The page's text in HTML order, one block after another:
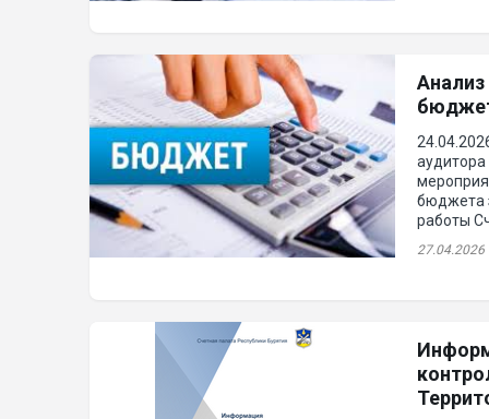
Анализ
аудитора
бюджета
работы
27.04.2026